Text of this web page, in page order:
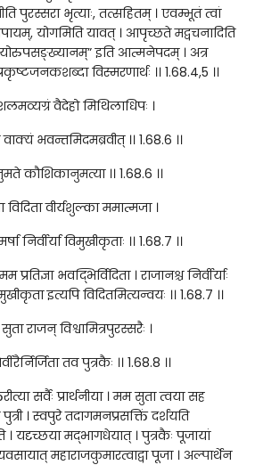
पुरस्सरा भृत्याः, तत्सहितम् । एवम्भूतं त्वां
योगमिति यावत् । आपृच्छते मद्वचनादिति
इति आत्मनेपदम् । अत्र
विस्मरणार्थः ।। 1.68.4,5 ।।
वैदेहो मिथिलाधिपः ।
भवन्तमिदमब्रवीत् ।। 1.68.6 ।।
कौशिकानुमत्या ।। 1.68.6 ।।
विदिता वीर्यशुल्का ममात्मजा ।
निर्वीर्या विमुखीकृताः ।। 1.68.7 ।।
भवद्भिर्विदिता । राजानश्च निर्वीर्याः
इत्यपि विदितमित्यन्वयः ।। 1.68.7 ।।
राजन् विश्वामित्रपुरस्सरैः ।
तव पुत्रकैः ।। 1.68.8 ।।
सर्वैः प्रार्थनीया । मम सुता त्वया सह
। स्वपुरे तदागमनप्रसक्तिं दर्शयति
। यदृच्छया मद्भागधेयात् । पुत्रकैः पूजायां
महाराजकुमारत्वाद्वा पूजा । अल्पार्थेन